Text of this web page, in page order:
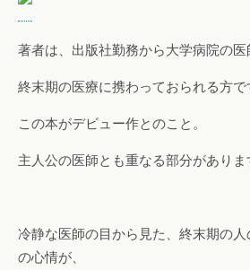
著者は、出版社勤務から大学病院の医
終末期の医療に携わっておられる方で
この本がデビュー作とのこと。
主人公の医師とも重なる部分がありま
冷静な医師の目から見た、終末期の
の心情が、